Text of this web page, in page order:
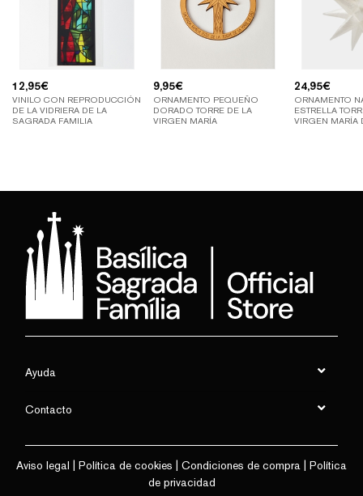
12,95€
VINILO CON REPRODUCCIÓN
DE LA VIDRIERA DE LA
SAGRADA FAMILIA
9,95€
ORNAMENTO PEQUEÑO
DORADO TORRE DE LA
VIRGEN MARÍA
24,95€
ORNAMENTO
ESTRELLA
VIRGEN MARÍA
Ayuda
Contacto
Aviso legal Política de cookies Condiciones de compra
Política
de privacidad